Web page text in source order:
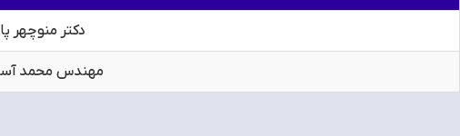
دکتر منوچهر
مهندس محمد